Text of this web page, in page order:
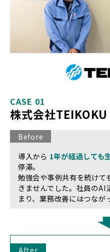
CASE 01
株式会社TEIKOKU
Before
導入から 1年が経過しても
停滞。
勉強会や事例共有を続けて
きませんでした。社員の
まり、業務改善にはつなが